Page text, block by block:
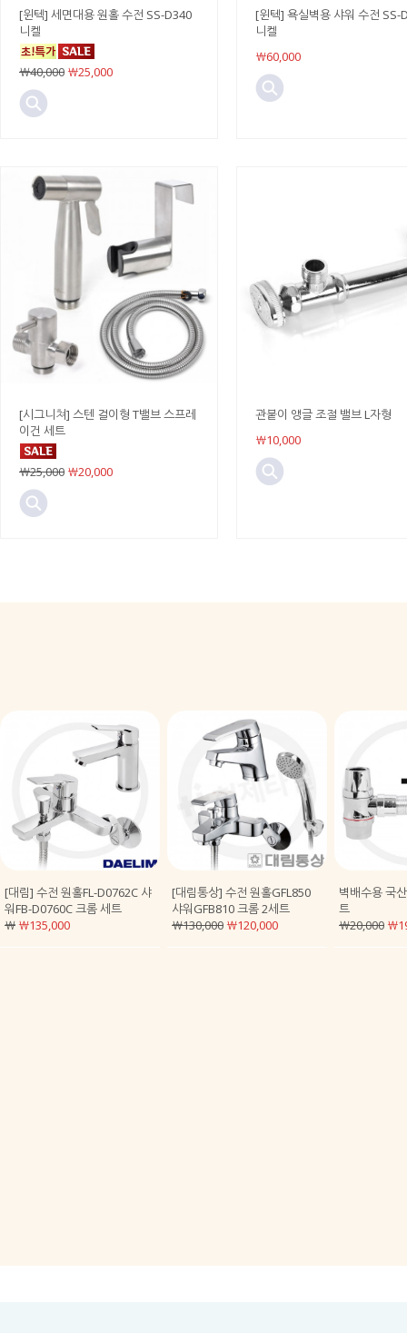
[윈텍] 세면대용 원홀 수전 SS-D340
니켈
￦40,000 ￦25,000
[윈텍] 욕실벽용 샤워 수전 SS-
니켈
￦60,000
[시그니쳐] 스텐 걸이형 T밸브 스프레
이건 세트
￦25,000 ￦20,000
관붙이 앵글 조절 밸브 L자형
￦10,000
[대림] 수전 원홀FL-D0762C 샤
워FB-D0760C 크롬 세트
￦ ￦135,000
[대림통상] 수전 원홀GFL850
샤워GFB810 크롬 2세트
￦130,000 ￦120,000
벽배수용 국
트
￦20,000 ￦